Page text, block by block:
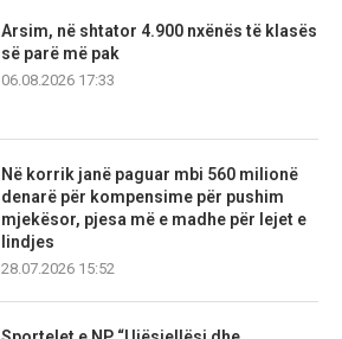
Arsim, në shtator 4.900 nxënës të klasës
së parë më pak
06.08.2026 17:33
Në korrik janë paguar mbi 560 milionë
denarë për kompensime për pushim
mjekësor, pjesa më e madhe për lejet e
lindjes
28.07.2026 15:52